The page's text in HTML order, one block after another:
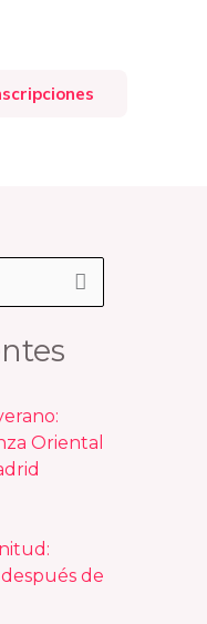
Oriental
de